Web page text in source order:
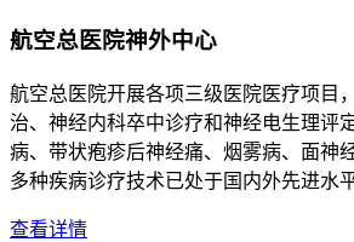
航空总医院神外中心
航空总医院开展各项三级医院医疗项目
治、神经内科卒中诊疗和神经电生理评
病、带状疱疹后神经痛、烟雾病、面神
多种疾病诊疗技术已处于国内外先进水平
查看详情